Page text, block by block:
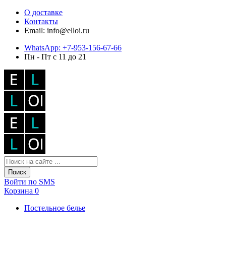
О доставке
Контакты
Email: info@elloi.ru
WhatsApp: +7-953-156-67-66
Пн - Пт с 11 до 21
Поиск
Войти по SMS
Корзина 0
Постельное белье